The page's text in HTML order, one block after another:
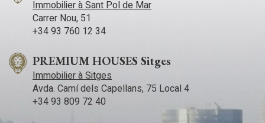
Immobilier à Sant Pol de Mar
Carrer Nou, 51
+34 93 760 12 34
PREMIUM HOUSES Sitges
Immobilier à Sitges
Avda. Camí­ dels Capellans, 75 Local 4
+34 93 809 72 40